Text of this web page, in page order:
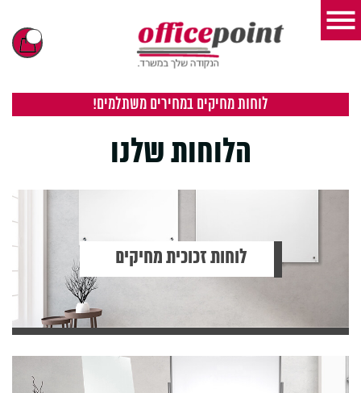
לוחות מחיקים במחירים משתלמים!
הלוחות שלנו
לוחות זכוכית מחיקים